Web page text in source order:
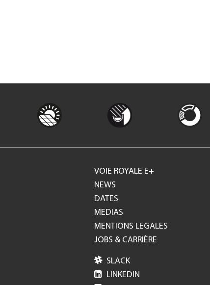
Footer
GH
VOIE ROYALE E+
NEWS
DATES
MEDIAS
MENTIONS LEGALES
JOBS & CARRIÈRE
 SLACK
 LINKEDIN